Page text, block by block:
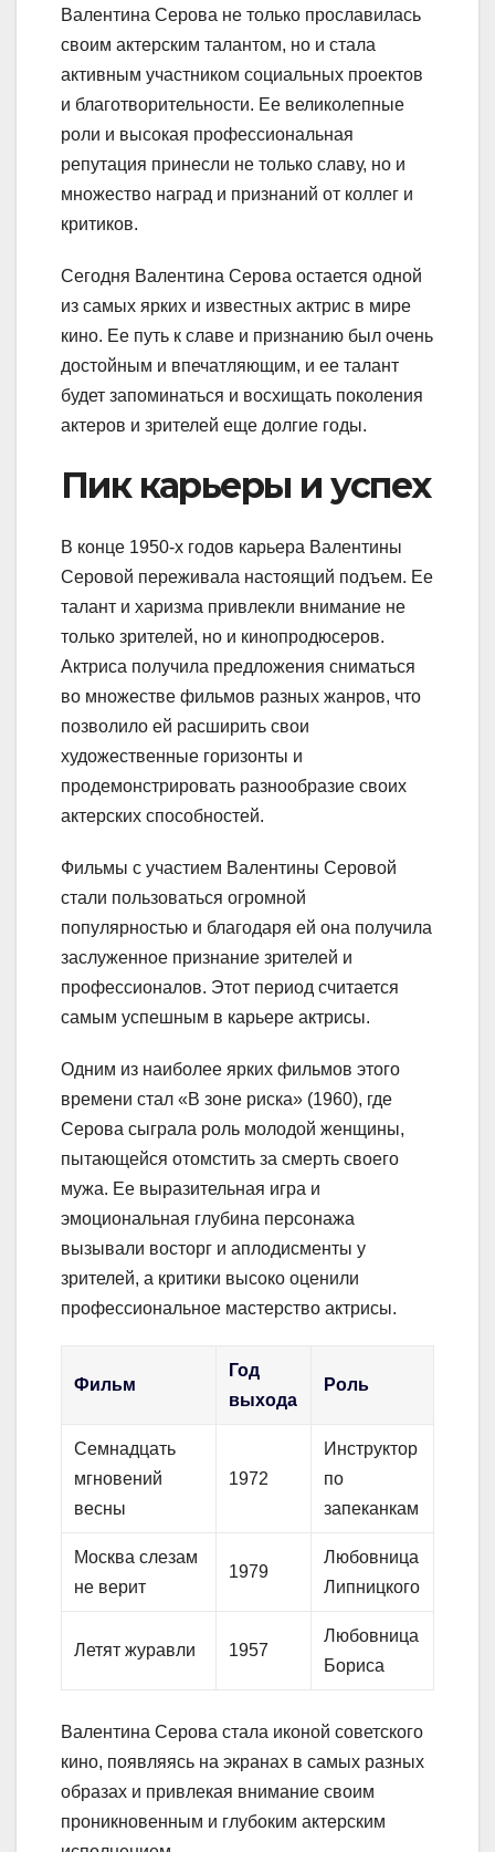
Валентина Серова не только прославилась
своим актерским талантом, но и стала
активным участником социальных проектов
и благотворительности. Ее великолепные
роли и высокая профессиональная
репутация принесли не только славу, но и
множество наград и признаний от коллег и
критиков.
Сегодня Валентина Серова остается одной
из самых ярких и известных актрис в мире
кино. Ее путь к славе и признанию был очень
достойным и впечатляющим, и ее талант
будет запоминаться и восхищать поколения
актеров и зрителей еще долгие годы.
Пик карьеры и успех
В конце 1950-х годов карьера Валентины
Серовой переживала настоящий подъем. Ее
талант и харизма привлекли внимание не
только зрителей, но и кинопродюсеров.
Актриса получила предложения сниматься
во множестве фильмов разных жанров, что
позволило ей расширить свои
художественные горизонты и
продемонстрировать разнообразие своих
актерских способностей.
Фильмы с участием Валентины Серовой
стали пользоваться огромной
популярностью и благодаря ей она получила
заслуженное признание зрителей и
профессионалов. Этот период считается
самым успешным в карьере актрисы.
Одним из наиболее ярких фильмов этого
времени стал «В зоне риска» (1960), где
Серова сыграла роль молодой женщины,
пытающейся отомстить за смерть своего
мужа. Ее выразительная игра и
эмоциональная глубина персонажа
вызывали восторг и аплодисменты у
зрителей, а критики высоко оценили
профессиональное мастерство актрисы.
Фильм
Год
выхода
Роль
Семнадцать
мгновений
весны
1972
Инструктор
по
запеканкам
Москва слезам
не верит
1979
Любовница
Липницкого
Летят журавли 1957
Любовница
Бориса
Валентина Серова стала иконой советского
кино, появляясь на экранах в самых разных
образах и привлекая внимание своим
проникновенным и глубоким актерским